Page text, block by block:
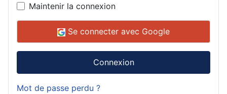
Maintenir la connexion
Se connecter avec Google
Connexion
Mot de passe perdu ?